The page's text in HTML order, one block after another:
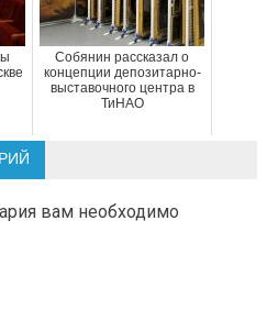
Собянин рассказал о
концепции депозитарно-
выставочного центра в
ТиНАО
вам необходимо